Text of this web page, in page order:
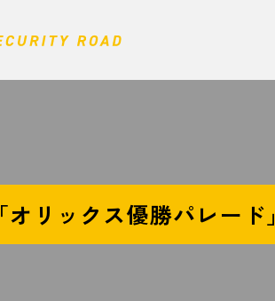
「オリックス優勝パレー